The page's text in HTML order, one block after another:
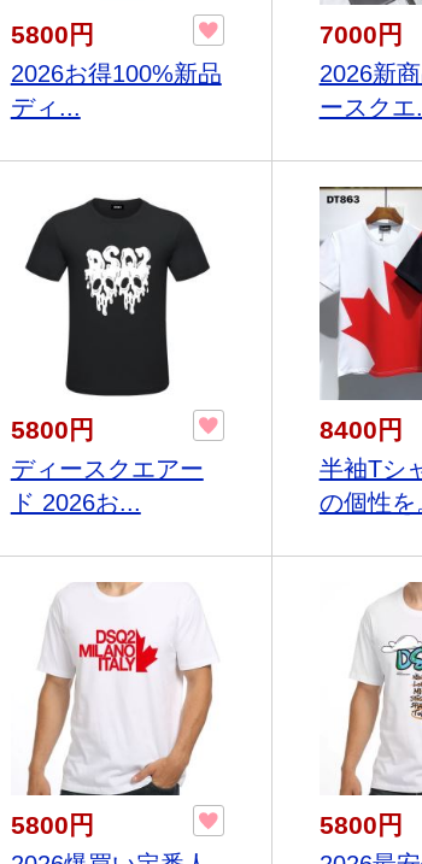
5800円
2026お得100%新品
ディ...
7000円
2026新
ースクエ
5800円
ディースクエアー
ド 2026お...
8400円
半袖Tシ
の個性を
5800円 5800円